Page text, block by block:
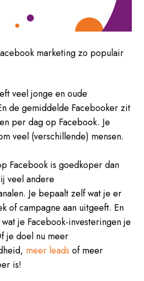
marketing zo populair
veel jonge en oude
de gemiddelde Facebooker zit
per dag op Facebook. Je
veel (verschillende) mensen.
Facebook is goedkoper dan
veel andere
Je bepaalt zelf wat je er
of campagne aan uitgeeft. En
je Facebook-investeringen je
je doel nu meer
meer leads of meer
is!